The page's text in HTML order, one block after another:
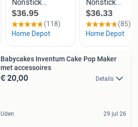
Babycakes Inventum Cake Pop Maker
met accessoires
€ 20,00 Details
Uden 29 jul 26